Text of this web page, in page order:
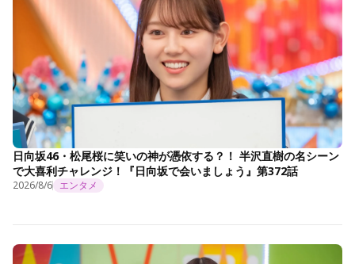
日向坂46・松尾桜に笑いの神が憑依する？！ 半沢直樹の名シーン
で大喜利チャレンジ！『日向坂で会いましょう』第372話
2026/8/6 エンタメ